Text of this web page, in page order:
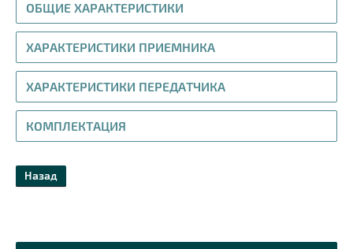
ОБЩИЕ ХАРАКТЕРИСТИКИ
ХАРАКТЕРИСТИКИ ПРИЕМНИКА
ХАРАКТЕРИСТИКИ ПЕРЕДАТЧИКА
КОМПЛЕКТАЦИЯ
Назад